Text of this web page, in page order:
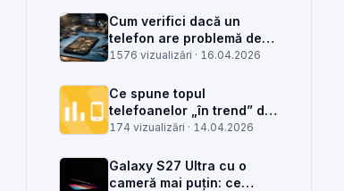
Cum verifici dacă un
telefon are problemă de
semnal din antenă, din
rețea
1576 vizualizări · 16.04.2026
Ce spune topul
telefoanelor „în trend” din
săptămâna 15 despre
174 vizualizări · 14.04.2026
Galaxy S27 Ultra cu o
cameră mai puțin: ce